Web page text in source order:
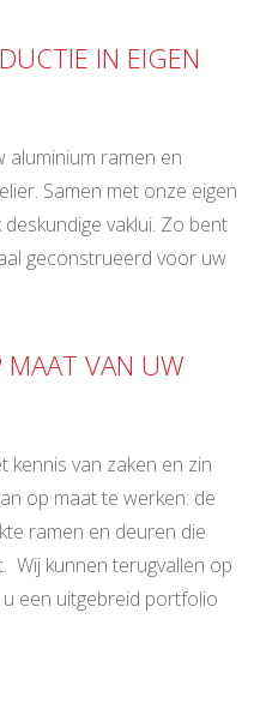
IN EIGEN
aluminium ramen en
Samen met onze eigen
vaklui. Zo bent
geconstrueerd voor uw
MAAT VAN UW
kennis van zaken en zin
op maat te werken: de
ramen en deuren die
Wij kunnen terugvallen op
een uitgebreid portfolio